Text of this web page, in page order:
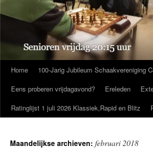
Home 100-Jarig Jubileum Schaakvereniging
Eens proberen vrijdagavond?
Ereleden
Ratinglijst 1 juli 2026 Klassiek,Rapid en Blitz
Maandelijkse archieven: februari 2018